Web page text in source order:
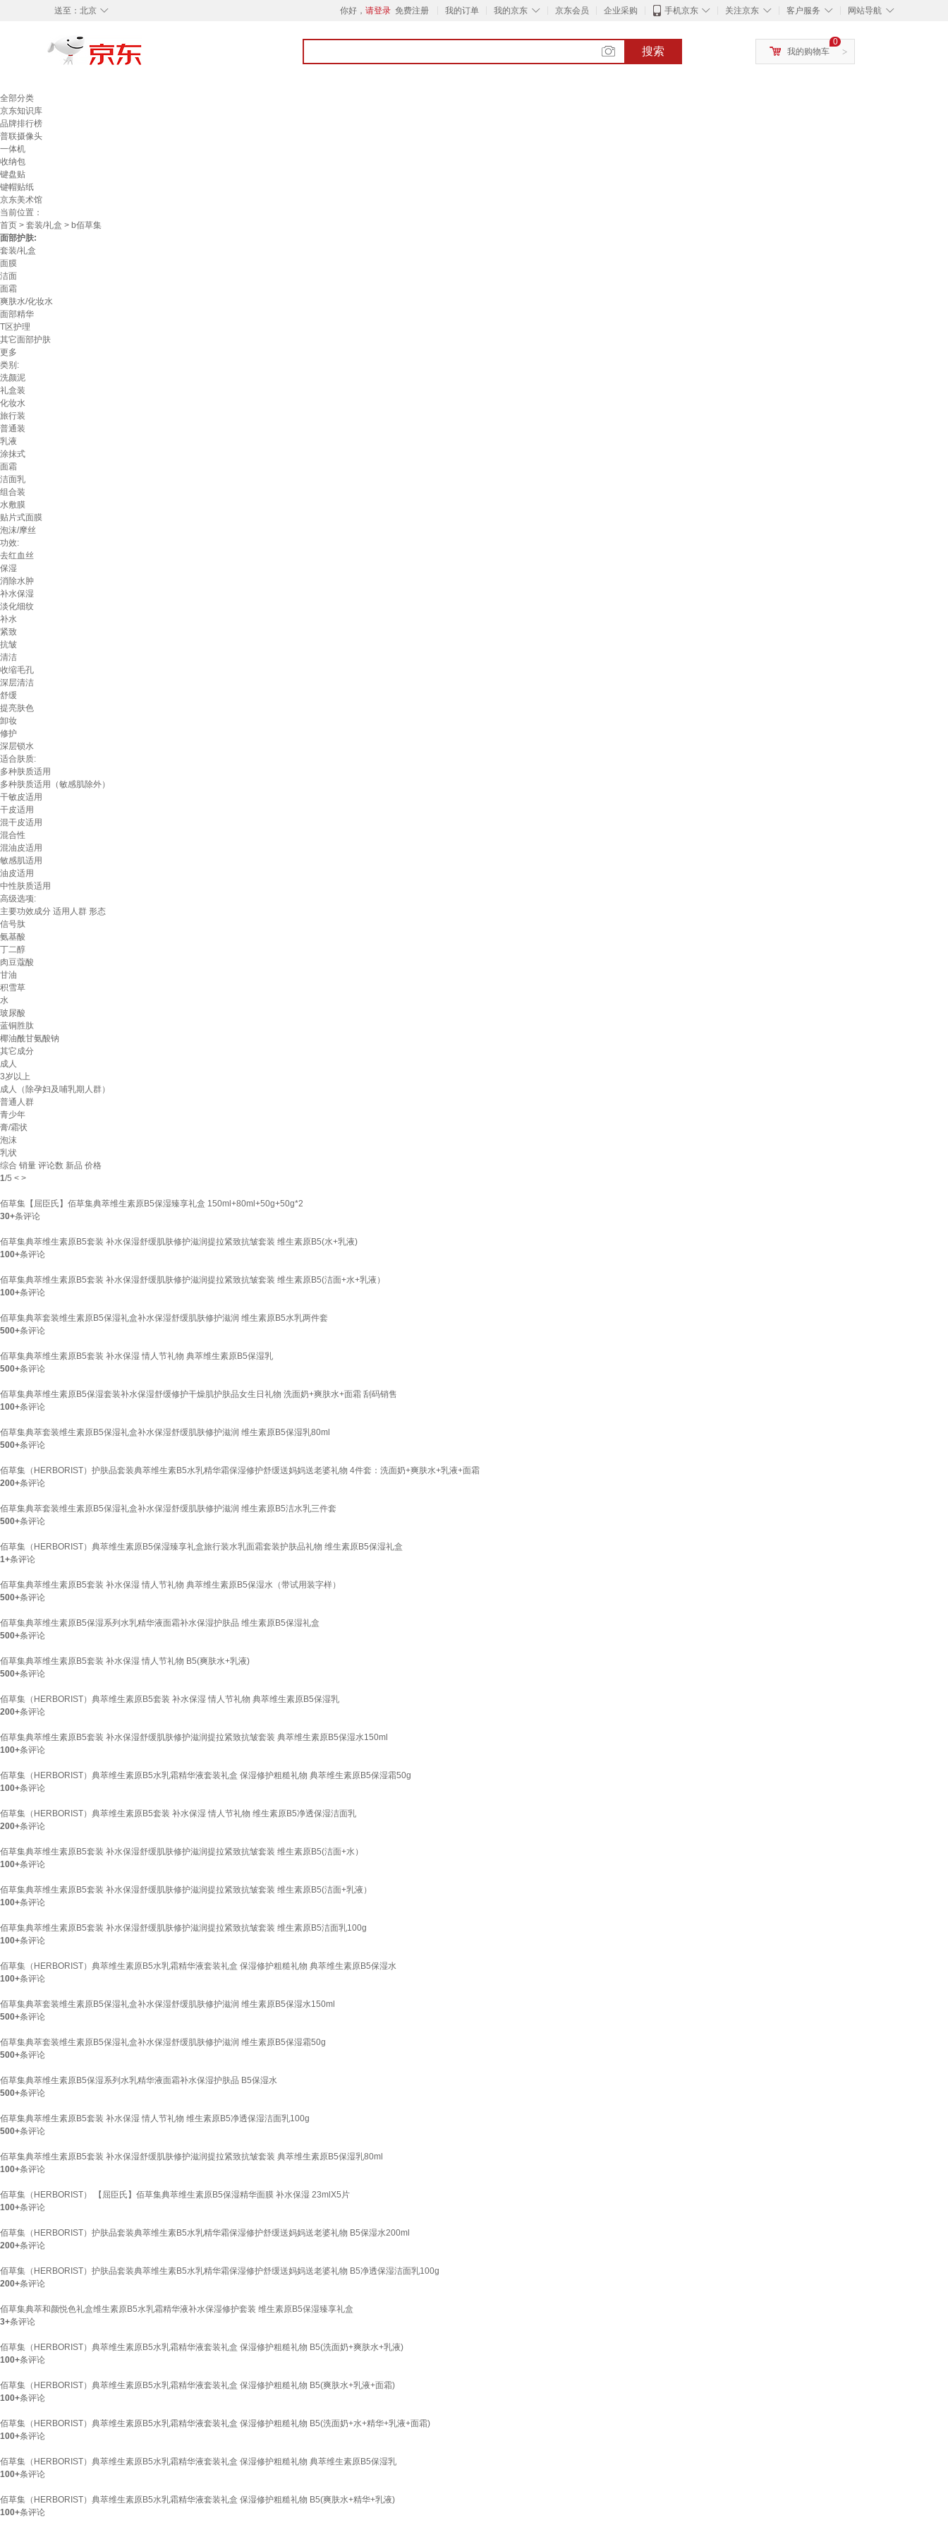
◇
送至： 北京 你好， 请登录 免费注册 我的订单 ◇
我的京东 京东会员 企业采购 ◇
手机京东 ◇
关注京东 ◇
客户服务 ◇
网站导航
搜索 >
0
我的购物车
全部分类
京东知识库
品牌排行榜
普联摄像头
一体机
收纳包
键盘贴
键帽贴纸
京东美术馆
当前位置：
首页 > 套装/礼盒 > b佰草集
面部护肤:
套装/礼盒
面膜
洁面
面霜
爽肤水/化妆水
面部精华
T区护理
其它面部护肤
更多
类别:
洗颜泥
礼盒装
化妆水
旅行装
普通装
乳液
涂抹式
面霜
洁面乳
组合装
水敷膜
贴片式面膜
泡沫/摩丝
功效:
去红血丝
保湿
消除水肿
补水保湿
淡化细纹
补水
紧致
抗皱
清洁
收缩毛孔
深层清洁
舒缓
提亮肤色
卸妆
修护
深层锁水
适合肤质:
多种肤质适用
多种肤质适用（敏感肌除外）
干敏皮适用
干皮适用
混干皮适用
混合性
混油皮适用
敏感肌适用
油皮适用
中性肤质适用
高级选项:
主要功效成分 适用人群 形态
信号肽
氨基酸
丁二醇
肉豆蔻酸
甘油
积雪草
水
玻尿酸
蓝铜胜肽
椰油酰甘氨酸钠
其它成分
成人
3岁以上
成人（除孕妇及哺乳期人群）
普通人群
青少年
膏/霜状
泡沫
乳状
综合 销量 评论数 新品 价格
1/5 < >
佰草集【屈臣氏】佰草集典萃维生素原B5保湿臻享礼盒 150ml+80ml+50g+50g*2
30+条评论
佰草集典萃维生素原B5套装 补水保湿舒缓肌肤修护滋润提拉紧致抗皱套装 维生素原B5(水+乳液)
100+条评论
佰草集典萃维生素原B5套装 补水保湿舒缓肌肤修护滋润提拉紧致抗皱套装 维生素原B5(洁面+水+乳液）
100+条评论
佰草集典萃套装维生素原B5保湿礼盒补水保湿舒缓肌肤修护滋润 维生素原B5水乳两件套
500+条评论
佰草集典萃维生素原B5套装 补水保湿 情人节礼物 典萃维生素原B5保湿乳
500+条评论
佰草集典萃维生素原B5保湿套装补水保湿舒缓修护干燥肌护肤品女生日礼物 洗面奶+爽肤水+面霜 刮码销售
100+条评论
佰草集典萃套装维生素原B5保湿礼盒补水保湿舒缓肌肤修护滋润 维生素原B5保湿乳80ml
500+条评论
佰草集（HERBORIST）护肤品套装典萃维生素B5水乳精华霜保湿修护舒缓送妈妈送老婆礼物 4件套：洗面奶+爽肤水+乳液+面霜
200+条评论
佰草集典萃套装维生素原B5保湿礼盒补水保湿舒缓肌肤修护滋润 维生素原B5洁水乳三件套
500+条评论
佰草集（HERBORIST）典萃维生素原B5保湿臻享礼盒旅行装水乳面霜套装护肤品礼物 维生素原B5保湿礼盒
1+条评论
佰草集典萃维生素原B5套装 补水保湿 情人节礼物 典萃维生素原B5保湿水（带试用装字样）
500+条评论
佰草集典萃维生素原B5保湿系列水乳精华液面霜补水保湿护肤品 维生素原B5保湿礼盒
500+条评论
佰草集典萃维生素原B5套装 补水保湿 情人节礼物 B5(爽肤水+乳液)
500+条评论
佰草集（HERBORIST）典萃维生素原B5套装 补水保湿 情人节礼物 典萃维生素原B5保湿乳
200+条评论
佰草集典萃维生素原B5套装 补水保湿舒缓肌肤修护滋润提拉紧致抗皱套装 典萃维生素原B5保湿水150ml
100+条评论
佰草集（HERBORIST）典萃维生素原B5水乳霜精华液套装礼盒 保湿修护粗糙礼物 典萃维生素原B5保湿霜50g
100+条评论
佰草集（HERBORIST）典萃维生素原B5套装 补水保湿 情人节礼物 维生素原B5净透保湿洁面乳
200+条评论
佰草集典萃维生素原B5套装 补水保湿舒缓肌肤修护滋润提拉紧致抗皱套装 维生素原B5(洁面+水）
100+条评论
佰草集典萃维生素原B5套装 补水保湿舒缓肌肤修护滋润提拉紧致抗皱套装 维生素原B5(洁面+乳液）
100+条评论
佰草集典萃维生素原B5套装 补水保湿舒缓肌肤修护滋润提拉紧致抗皱套装 维生素原B5洁面乳100g
100+条评论
佰草集（HERBORIST）典萃维生素原B5水乳霜精华液套装礼盒 保湿修护粗糙礼物 典萃维生素原B5保湿水
100+条评论
佰草集典萃套装维生素原B5保湿礼盒补水保湿舒缓肌肤修护滋润 维生素原B5保湿水150ml
500+条评论
佰草集典萃套装维生素原B5保湿礼盒补水保湿舒缓肌肤修护滋润 维生素原B5保湿霜50g
500+条评论
佰草集典萃维生素原B5保湿系列水乳精华液面霜补水保湿护肤品 B5保湿水
500+条评论
佰草集典萃维生素原B5套装 补水保湿 情人节礼物 维生素原B5净透保湿洁面乳100g
500+条评论
佰草集典萃维生素原B5套装 补水保湿舒缓肌肤修护滋润提拉紧致抗皱套装 典萃维生素原B5保湿乳80ml
100+条评论
佰草集（HERBORIST） 【屈臣氏】佰草集典萃维生素原B5保湿精华面膜 补水保湿 23mlX5片
100+条评论
佰草集（HERBORIST）护肤品套装典萃维生素B5水乳精华霜保湿修护舒缓送妈妈送老婆礼物 B5保湿水200ml
200+条评论
佰草集（HERBORIST）护肤品套装典萃维生素B5水乳精华霜保湿修护舒缓送妈妈送老婆礼物 B5净透保湿洁面乳100g
200+条评论
佰草集典萃和颜悦色礼盒维生素原B5水乳霜精华液补水保湿修护套装 维生素原B5保湿臻享礼盒
3+条评论
佰草集（HERBORIST）典萃维生素原B5水乳霜精华液套装礼盒 保湿修护粗糙礼物 B5(洗面奶+爽肤水+乳液)
100+条评论
佰草集（HERBORIST）典萃维生素原B5水乳霜精华液套装礼盒 保湿修护粗糙礼物 B5(爽肤水+乳液+面霜)
100+条评论
佰草集（HERBORIST）典萃维生素原B5水乳霜精华液套装礼盒 保湿修护粗糙礼物 B5(洗面奶+水+精华+乳液+面霜)
100+条评论
佰草集（HERBORIST）典萃维生素原B5水乳霜精华液套装礼盒 保湿修护粗糙礼物 典萃维生素原B5保湿乳
100+条评论
佰草集（HERBORIST）典萃维生素原B5水乳霜精华液套装礼盒 保湿修护粗糙礼物 B5(爽肤水+精华+乳液)
100+条评论